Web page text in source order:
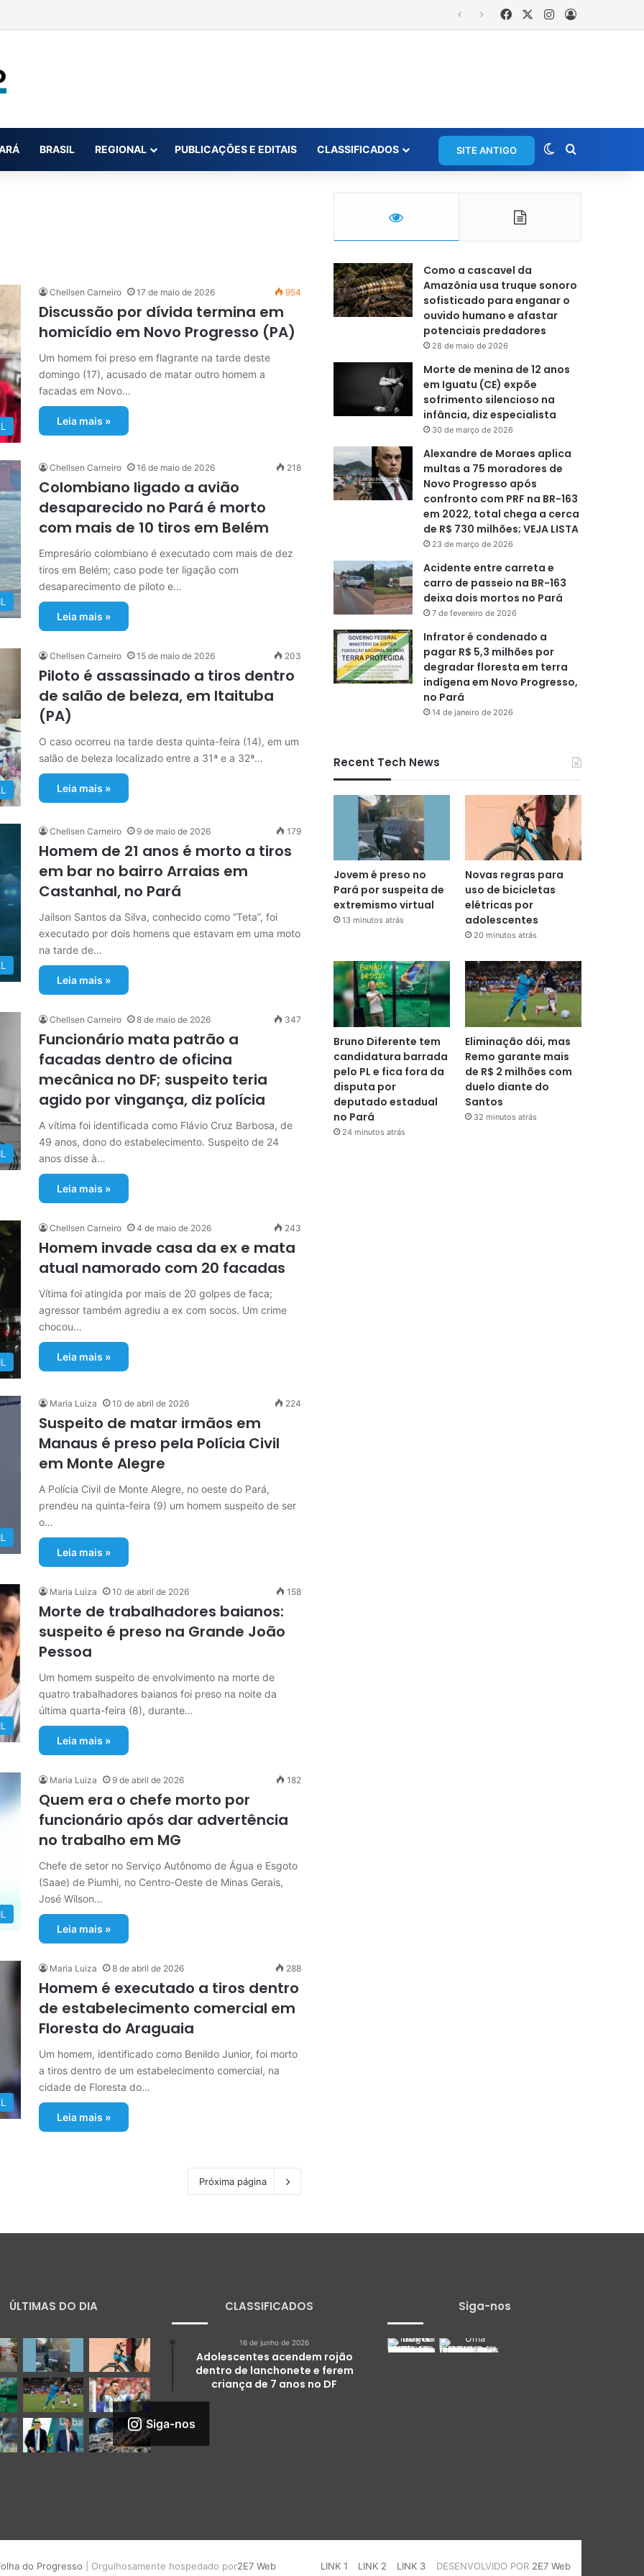
FacebookInstagram
BRASIL REGIONAL PUBLICAÇÕES E EDITAIS CLASSIFICADOS SITE ANTIGO Switch skin
Chellsen Carneiro 17 de maio de 2026 954
Discussão por dívida termina em
homicídio em Novo Progresso (PA)
Um homem foi preso em flagrante na tarde deste
domingo (17), acusado de matar outro homem a
facadas em Novo…
Leia mais »
Chellsen Carneiro 16 de maio de 2026 218
Colombiano ligado a avião
desaparecido no Pará é morto
com mais de 10 tiros em Belém
Empresário colombiano é executado com mais de dez
tiros em Belém; caso pode ter ligação com
desaparecimento de piloto e…
Leia mais »
Chellsen Carneiro 15 de maio de 2026 203
Piloto é assassinado a tiros dentro
de salão de beleza, em Itaituba
(PA)
O caso ocorreu na tarde desta quinta-feira (14), em um
salão de beleza localizado entre a 31ª e a 32ª…
Leia mais »
Chellsen Carneiro 9 de maio de 2026 179
Homem de 21 anos é morto a tiros
em bar no bairro Arraias em
Castanhal, no Pará
Jailson Santos da Silva, conhecido como “Teta”, foi
executado por dois homens que estavam em uma moto
na tarde de…
Leia mais »
Chellsen Carneiro 8 de maio de 2026 347
Funcionário mata patrão a
facadas dentro de oficina
mecânica no DF; suspeito teria
agido por vingança, diz polícia
A vítima foi identificada como Flávio Cruz Barbosa, de
49 anos, dono do estabelecimento. Suspeito de 24
anos disse à…
Leia mais »
Chellsen Carneiro 4 de maio de 2026 243
Homem invade casa da ex e mata
atual namorado com 20 facadas
Vítima foi atingida por mais de 20 golpes de faca;
agressor também agrediu a ex com socos. Um crime
chocou…
Leia mais »
Maria Luiza 10 de abril de 2026 224
Suspeito de matar irmãos em
Manaus é preso pela Polícia Civil
em Monte Alegre
A Polícia Civil de Monte Alegre, no oeste do Pará,
prendeu na quinta-feira (9) um homem suspeito de ser
o…
Leia mais »
Maria Luiza 10 de abril de 2026 158
Morte de trabalhadores baianos:
suspeito é preso na Grande João
Pessoa
Um homem suspeito de envolvimento na morte de
quatro trabalhadores baianos foi preso na noite da
última quarta-feira (8), durante…
Leia mais »
Maria Luiza 9 de abril de 2026 182
Quem era o chefe morto por
funcionário após dar advertência
no trabalho em MG
Chefe de setor no Serviço Autônomo de Água e Esgoto
(Saae) de Piumhi, no Centro-Oeste de Minas Gerais,
José Wilson…
Leia mais »
Maria Luiza 8 de abril de 2026 288
Homem é executado a tiros dentro
de estabelecimento comercial em
Floresta do Araguaia
Um homem, identificado como Benildo Junior, foi morto
a tiros dentro de um estabelecimento comercial, na
cidade de Floresta do…
Leia mais »
Próxima página
Como a cascavel da
Amazônia usa truque sonoro
sofisticado para enganar o
ouvido humano e afastar
potenciais predadores
28 de maio de 2026
Morte de menina de 12 anos
em Iguatu (CE) expõe
sofrimento silencioso na
infância, diz especialista
30 de março de 2026
Alexandre de Moraes aplica
multas a 75 moradores de
Novo Progresso após
confronto com PRF na BR-163
em 2022, total chega a cerca
de R$ 730 milhões; VEJA LISTA
23 de março de 2026
Acidente entre carreta e
carro de passeio na BR-163
deixa dois mortos no Pará
7 de fevereiro de 2026
Infrator é condenado a
pagar R$ 5,3 milhões por
degradar floresta em terra
indígena em Novo Progresso,
no Pará
14 de janeiro de 2026
Recent Tech News
Jovem é preso no
Pará por suspeita de
extremismo virtual
13 minutos atrás
Novas regras para
uso de bicicletas
elétricas por
adolescentes
20 minutos atrás
Bruno Diferente tem
candidatura barrada
pelo PL e fica fora da
disputa por
deputado estadual
no Pará
24 minutos atrás
Eliminação dói, mas
Remo garante mais
de R$ 2 milhões com
duelo diante do
Santos
32 minutos atrás
Siga-nos
ÚLTIMAS DO DIA CLASSIFICADOS
16 de junho de 2026
Adolescentes acendem rojão
dentro de lanchonete e ferem
criança de 7 anos no DF
Siga-nos
do Progresso | Orgulhosamente hospedado por2E7 Web DESENVOLVIDO POR 2E7 Web
LINK 1 LINK 2 LINK 3